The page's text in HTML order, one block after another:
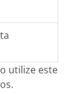
utilize este